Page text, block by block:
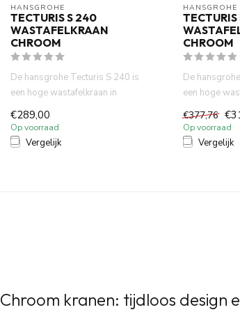
HANSGROHE
TECTURIS S 240
WASTAFELKRAAN
CHROOM
De hansgrohe Tecturis S 240 is
een hoge wastafelkraan in
€289,00
Op voorraad
Vergelijk
HANSGROHE
CHROOM
De
een hoge
€377,76
Op voorraad
Vergelijk
Chroom kranen: tijdloos design